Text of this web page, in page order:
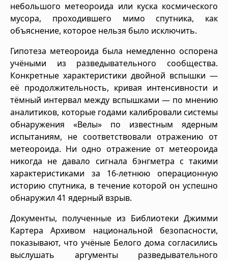
небольшого метеороида или куска космического
мусора, проходившего мимо спутника, как
объяснение, которое нельзя было исключить.
Гипотеза метеороида была немедленно оспорена
учёными из разведывательного сообщества.
Конкретные характеристики двойной вспышки —
её продолжительность, кривая интенсивности и
тёмный интервал между вспышками — по мнению
аналитиков, которые годами калибровали системы
обнаружения «Велы» по известным ядерным
испытаниям, не соответствовали отражению от
метеороида. Ни одно отражение от метеороида
никогда не давало сигнала бэнгметра с такими
характеристиками за 16-летнюю операционную
историю спутника, в течение которой он успешно
обнаружил 41 ядерный взрыв.
Документы, полученные из Библиотеки Джимми
Картера Архивом национальной безопасности,
показывают, что учёные Белого дома согласились
выслушать аргументы разведывательного